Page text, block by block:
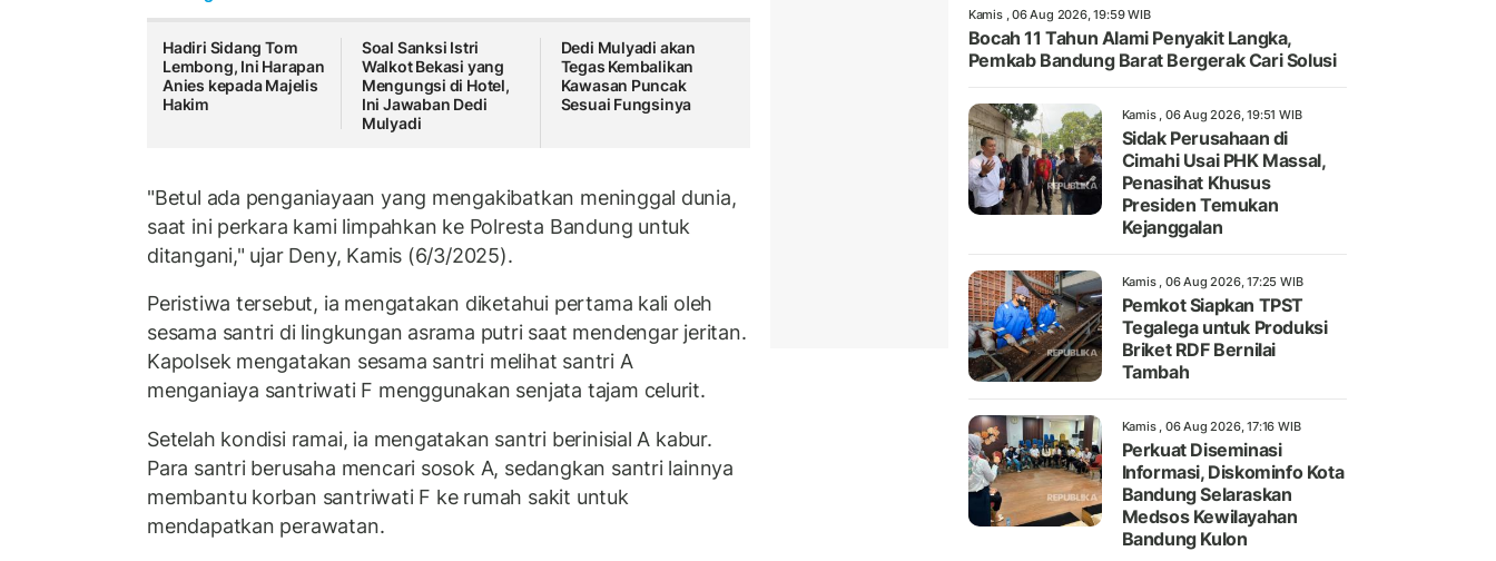
Hadiri Sidang Tom
Lembong, Ini Harapan
Anies kepada Majelis
Hakim
Soal Sanksi Istri
Walkot Bekasi yang
Mengungsi di Hotel,
Ini Jawaban Dedi
Mulyadi
Dedi Mulyadi akan
Tegas Kembalikan
Kawasan Puncak
Sesuai Fungsinya
"Betul ada penganiayaan yang mengakibatkan meninggal dunia,
saat ini perkara kami limpahkan ke Polresta Bandung untuk
ditangani," ujar Deny, Kamis (6/3/2025).
Peristiwa tersebut, ia mengatakan diketahui pertama kali oleh
sesama santri di lingkungan asrama putri saat mendengar jeritan.
Kapolsek mengatakan sesama santri melihat santri A
menganiaya santriwati F menggunakan senjata tajam celurit.
Setelah kondisi ramai, ia mengatakan santri berinisial A kabur.
Para santri berusaha mencari sosok A, sedangkan santri lainnya
membantu korban santriwati F ke rumah sakit untuk
mendapatkan perawatan.
Kamis , 06 Aug 2026, 19:59 WIB
Bocah 11 Tahun Alami Penyakit Langka,
Pemkab Bandung Barat Bergerak Cari Solusi
Kamis , 06 Aug 2026, 19:51 WIB
Sidak Perusahaan di
Cimahi Usai PHK Massal,
Penasihat Khusus
Presiden Temukan
Kejanggalan
Kamis , 06 Aug 2026, 17:25 WIB
Pemkot Siapkan TPST
Tegalega untuk Produksi
Briket RDF Bernilai
Tambah
Kamis , 06 Aug 2026, 17:16 WIB
Perkuat Diseminasi
Informasi, Diskominfo Kota
Bandung Selaraskan
Medsos Kewilayahan
Bandung Kulon